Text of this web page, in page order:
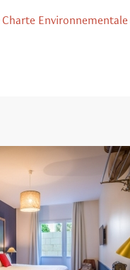
Charte Environnementale